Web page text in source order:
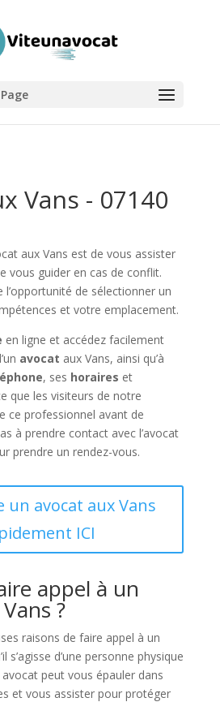
Vans - 07140
aux Vans est de vous assister
vous guider en cas de conflit.
de sélectionner un
et votre emplacement.
en ligne et accédez facilement
avocat aux Vans, ainsi qu’à
, ses horaires et
que les visiteurs de notre
ce professionnel avant de
à prendre contact avec l’avocat
prendre un rendez-vous.
un avocat aux Vans
ICI
appel à un
?
raisons de faire appel à un
s’agisse d’une personne physique
avocat peut vous épauler dans
et vous assister pour protéger